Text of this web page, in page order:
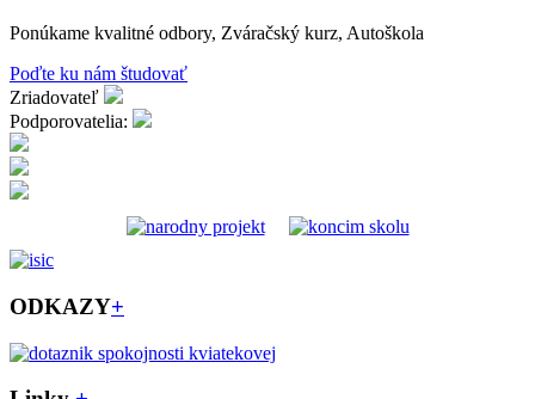
Ponúkame kvalitné odbory, Zváračský kurz, Autoškola
Poďte ku nám študovať
Zriadovateľ
Podporovatelia:
ODKAZY+